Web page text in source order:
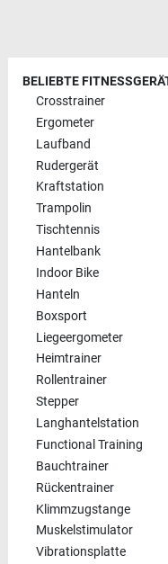
BELIEBTE
Crosstrainer
Ergometer
Laufband
Rudergerät
Kraftstation
Trampolin
Tischtennis
Hantelbank
Indoor Bike
Hanteln
Boxsport
Liegeergometer
Heimtrainer
Rollentrainer
Stepper
Langhantelstation
Functional Training
Bauchtrainer
Rückentrainer
Klimmzugstange
Muskelstimulator
Vibrationsplatte